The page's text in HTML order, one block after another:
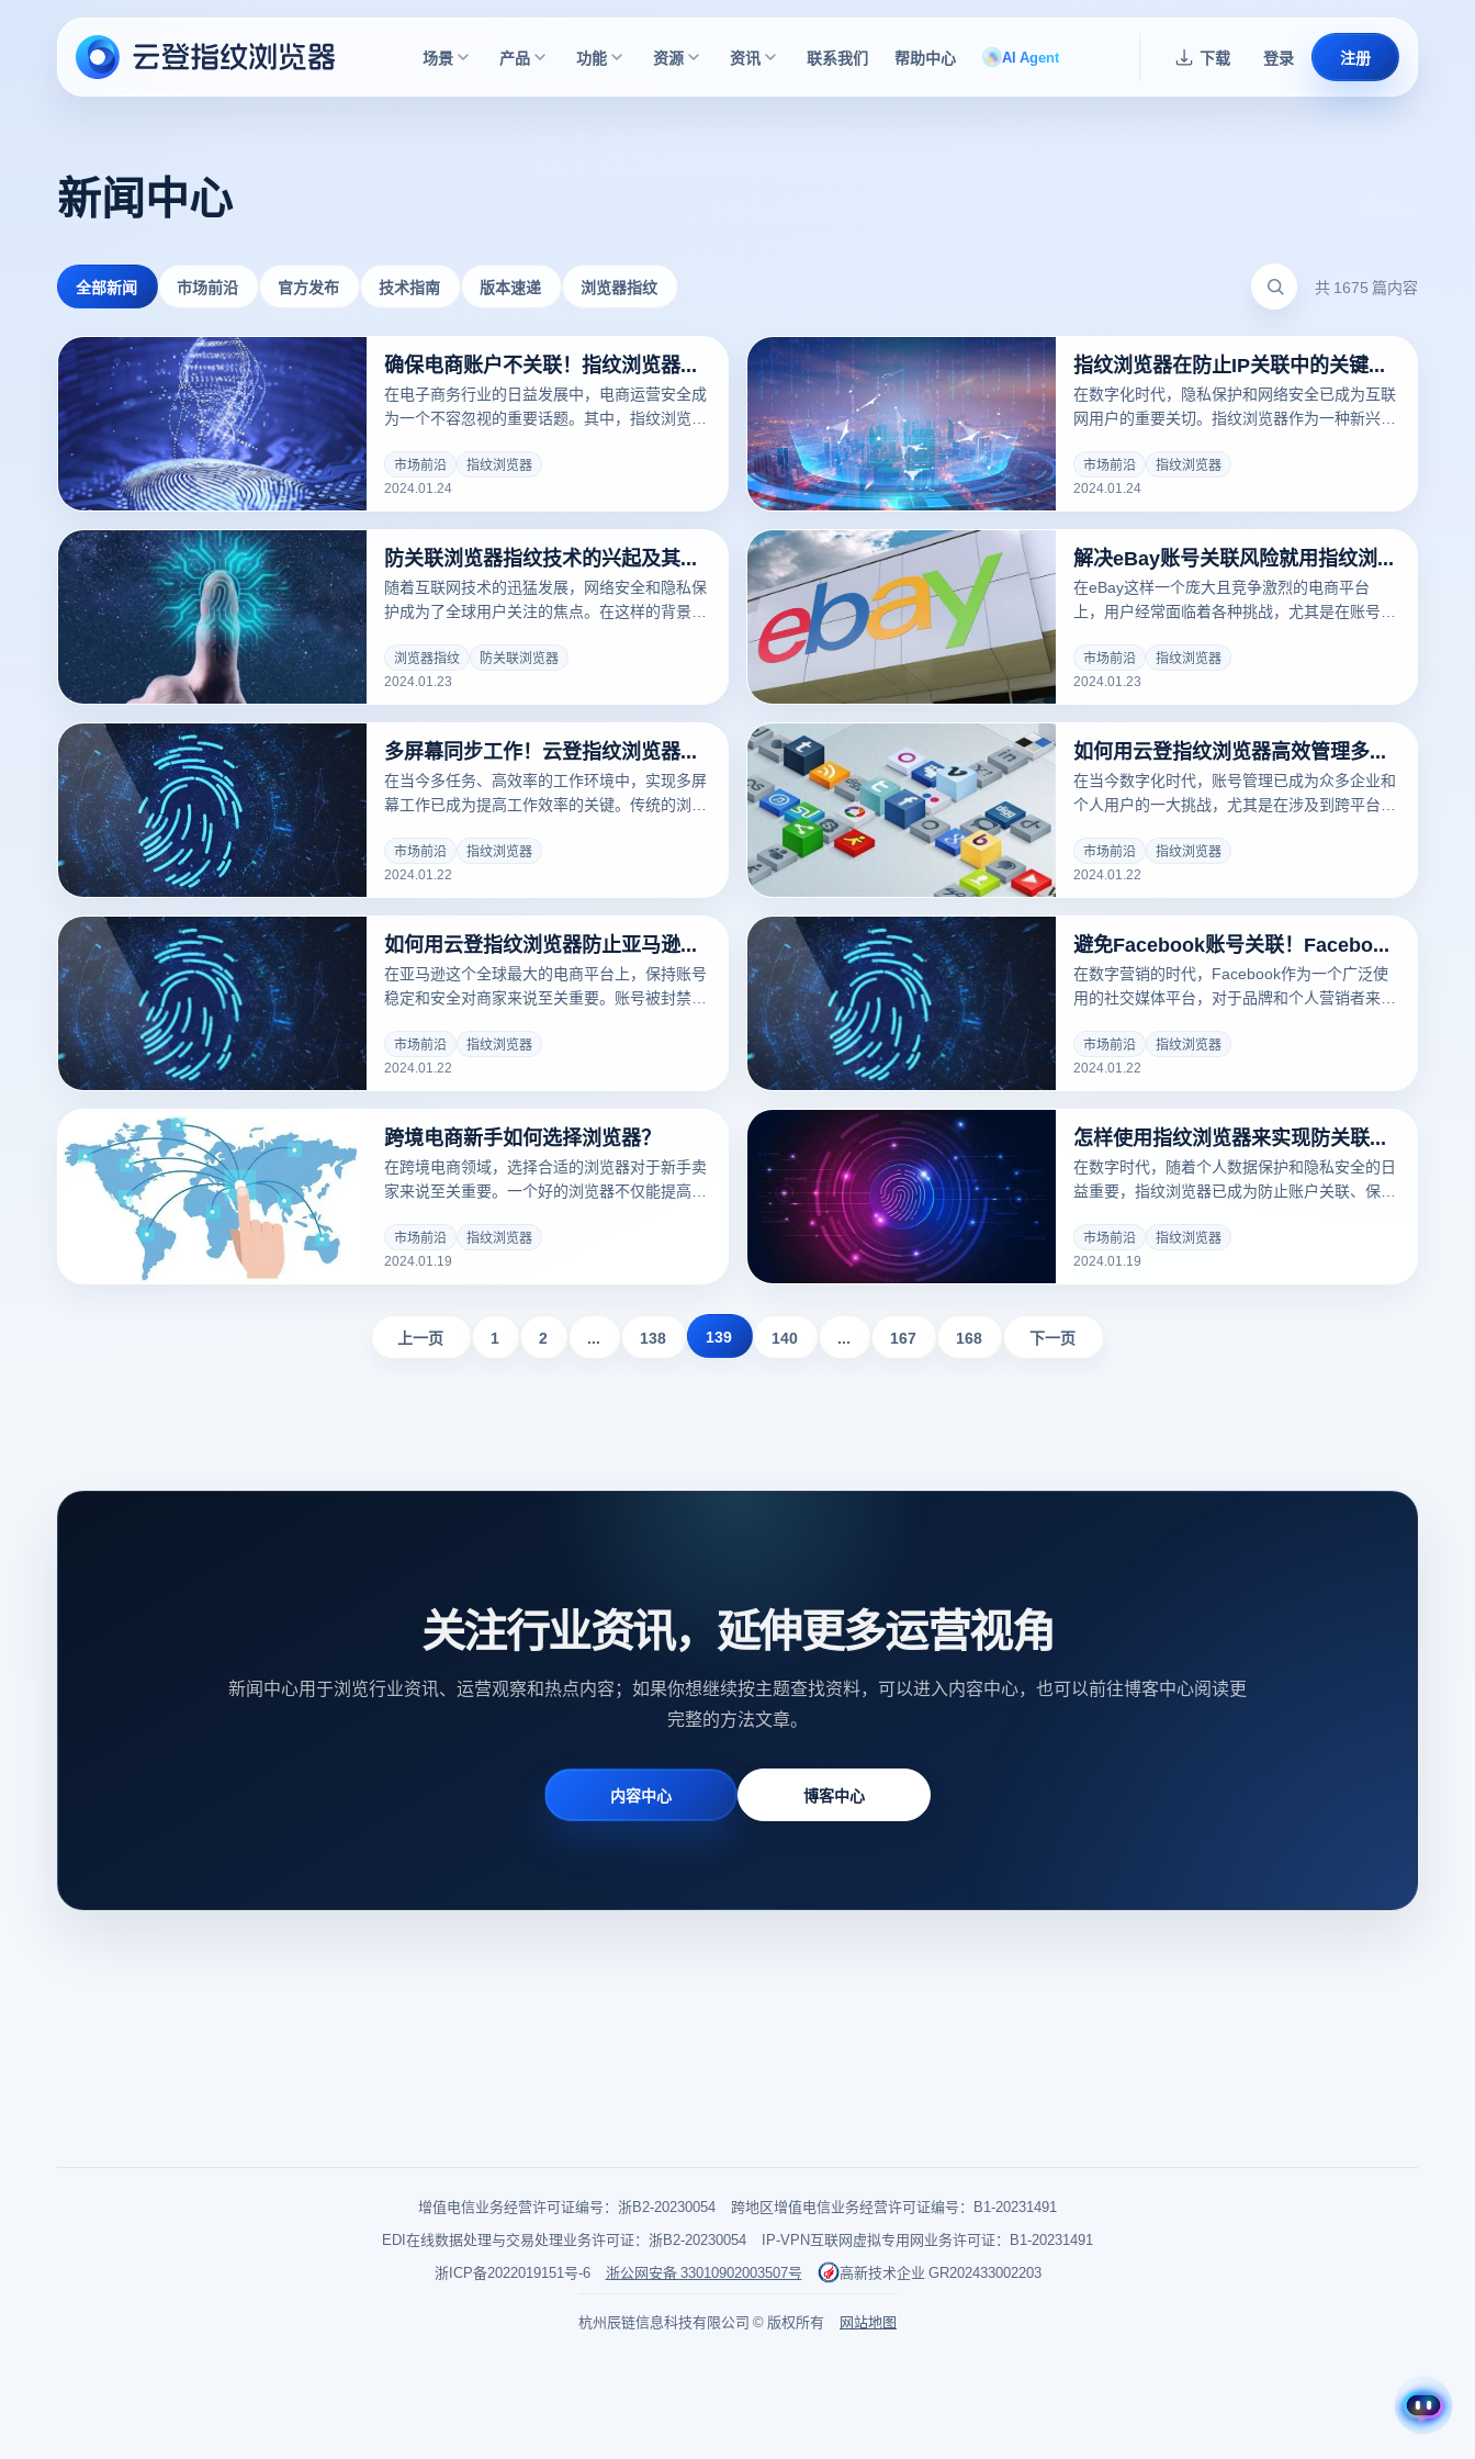
场景 产品 功能 资源 资讯 联系我们 帮助中心 AI Agent 下载 登录 注册
新闻中心
全部新闻 市场前沿 官方发布 技术指南 版本速递 浏览器指纹 共 1675 篇内容
确保电商账户不关联！指纹浏览器技术全面解析
在电子商务行业的日益发展中，电商运营安全成
为一个不容忽视的重要话题。其中，指纹浏览器
示了其独特的优势。
市场前沿
指纹浏览器
2024.01.24
指纹浏览器在防止IP关联中的关键作用
在数字化时代，隐私保护和网络安全已成为互联
网用户的重要关切。指纹浏览器作为一种新兴技
联方面发挥了重要作用。
市场前沿
指纹浏览器
2024.01.24
防关联浏览器指纹技术的兴起及其在网络安全中的应用
随着互联网技术的迅猛发展，网络安全和隐私保
护成为了全球用户关注的焦点。在这样的背景
络隐私保护领域的一个重要分支。
浏览器指纹
防关联浏览器
2024.01.23
解决eBay账号关联风险就用指纹浏览器
在eBay这样一个庞大且竞争激烈的电商平台
上，用户经常面临着各种挑战，尤其是在账号管
用指纹浏览器得到有效解决。特别是对于eBay
商家而言，利用指纹浏览器，如云登指纹浏览
器，可以显著提升他们的业务运营效率和安全
市场前沿
指纹浏览器
2024.01.23
多屏幕同步工作！云登指纹浏览器提升你的工作效率！
在当今多任务、高效率的工作环境中，实现多屏
幕工作已成为提高工作效率的关键。传统的浏览
面存在局限，难以满足快节奏和高效率的工作需
求。而指纹浏览器，特别是云登指纹浏览器，为
解决这些问题提供了创新的解决方案。
市场前沿
指纹浏览器
2024.01.22
如何用云登指纹浏览器高效管理多账号？
在当今数字化时代，账号管理已成为众多企业和
个人用户的一大挑战，尤其是在涉及到跨平台管
问题都是管理者需要面对的难题。在这样的背景
下，云登指纹浏览器作为一种新兴的浏览器技
术，提供了有效的解决方案，帮助用户轻松应对
市场前沿
指纹浏览器
2024.01.22
如何用云登指纹浏览器防止亚马逊账号封禁？
在亚马逊这个全球最大的电商平台上，保持账号
稳定和安全对商家来说至关重要。账号被封禁会
作为一种新兴的解决方案，通过其独特的功能帮
助用户有效防止账号被封禁。
市场前沿
指纹浏览器
2024.01.22
避免Facebook账号关联！Facebook多账户运营策略
在数字营销的时代，Facebook作为一个广泛使
用的社交媒体平台，对于品牌和个人营销者来说
销者的常用策略，以覆盖更广泛的目标群体。然
而，Facebook的平台政策和算法要求运营者在
管理多个账号时必须格外小心。在这种背景下，
提供了新的解决方案。
市场前沿
指纹浏览器
2024.01.22
跨境电商新手如何选择浏览器？
在跨境电商领域，选择合适的浏览器对于新手卖
家来说至关重要。一个好的浏览器不仅能提高工
境电商卖家来说，云登指纹浏览器可能是一个理
想的选择。
市场前沿
指纹浏览器
2024.01.19
怎样使用指纹浏览器来实现防关联效果？
在数字时代，随着个人数据保护和隐私安全的日
益重要，指纹浏览器已成为防止账户关联、保护
其是像云登指纹浏览器这样的先进工具，对于确
保个人隐私和网络安全至关重要。本文将探讨如
市场前沿
指纹浏览器
2024.01.19
上一页 1 2 ... 138 139 140 ... 167 168 下一页
关注行业资讯，延伸更多运营视角
新闻中心用于浏览行业资讯、运营观察和热点内容；如果你想继续按主题查找资料，可以进入内容中心，也可以前往博客中心阅读更
完整的方法文章。
内容中心 博客中心
增值电信业务经营许可证编号：浙B2-20230054
跨地区增值电信业务经营许可证编号：B1-20231491
EDI在线数据处理与交易处理业务许可证：浙B2-20230054
IP-VPN互联网虚拟专用网业务许可证：B1-20231491
浙ICP备2022019151号-6
浙公网安备 33010902003507号 高新技术企业 GR202433002203
杭州辰链信息科技有限公司 © 版权所有 网站地图